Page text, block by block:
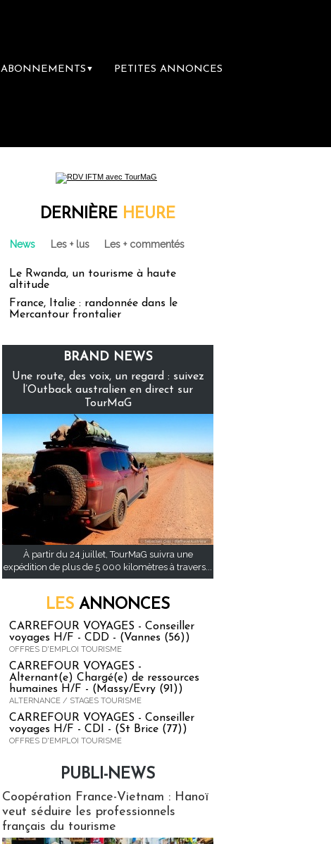
ABONNEMENTS ▼ PETITES ANNONCES
DERNIÈRE HEURE
News Les + lus Les + commentés
Le Rwanda, un tourisme à haute
altitude
France, Italie : randonnée dans le
Mercantour frontalier
BRAND NEWS
Une route, des voix, un regard : suivez
l’Outback australien en direct sur
TourMaG
À partir du 24 juillet, TourMaG suivra une
expédition de plus de 5 000 kilomètres à travers...
LES ANNONCES
CARREFOUR VOYAGES - Conseiller
voyages H/F - CDD - (Vannes (56))
OFFRES D'EMPLOI TOURISME
CARREFOUR VOYAGES -
Alternant(e) Chargé(e) de ressources
humaines H/F - (Massy/Evry (91))
ALTERNANCE / STAGES TOURISME
CARREFOUR VOYAGES - Conseiller
voyages H/F - CDI - (St Brice (77))
OFFRES D'EMPLOI TOURISME
PUBLI-NEWS
Coopération France-Vietnam : Hanoï
veut séduire les professionnels
français du tourisme